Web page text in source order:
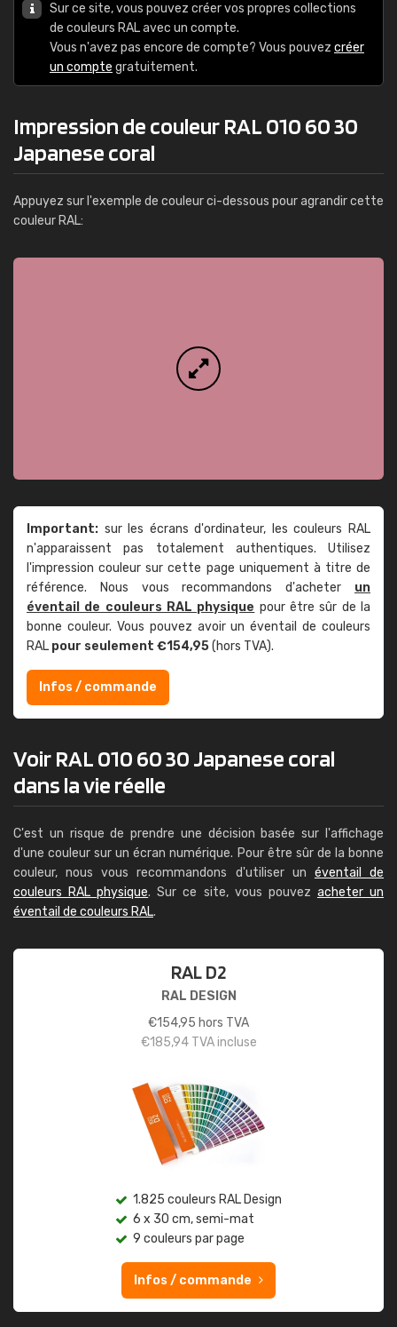
Sur ce site, vous pouvez créer vos propres collections
de couleurs RAL avec un compte.
Vous n'avez pas encore de compte? Vous pouvez créer
un compte gratuitement.
Impression de couleur RAL 010 60 30
Japanese coral
Appuyez sur l'exemple de couleur ci-dessous pour agrandir cette
couleur RAL:
Important: sur les écrans d'ordinateur, les couleurs RAL
n'apparaissent pas totalement authentiques. Utilisez
l'impression couleur sur cette page uniquement à titre de
référence. Nous vous recommandons d'acheter un
éventail de couleurs RAL physique pour être sûr de la
bonne couleur. Vous pouvez avoir un éventail de couleurs
RAL pour seulement €154,95(hors TVA).
Infos / commande
Voir RAL 010 60 30 Japanese coral
dans la vie réelle
C'est un risque de prendre une décision basée sur l'affichage
d'une couleur sur un écran numérique. Pour être sûr de la bonne
couleur, nous vous recommandons d'utiliser un éventail de
couleurs RAL physique. Sur ce site, vous pouvez acheter un
éventail de couleurs RAL.
RAL D2
RAL DESIGN
€154,95 hors TVA
€185,94TVA incluse
1.825 couleurs RAL Design
6 x 30 cm, semi-mat
9 couleurs par page
Infos / commande